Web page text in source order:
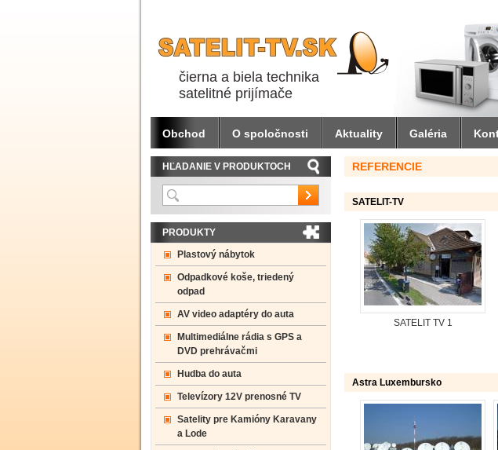
čierna a biela technika
satelitné prijímače
REFERENCIE
SATELIT-TV
SATELIT TV 1
Astra Luxembursko
HĽADANIE V PRODUKTOCH
PRODUKTY
Plastový nábytok
Odpadkové koše, triedený
odpad
AV video adaptéry do auta
Multimediálne rádia s GPS a
DVD prehrávačmi
Hudba do auta
Televízory 12V prenosné TV
Satelity pre Kamióny Karavany
a Lode
Obchod O spoločnosti Aktuality Galéria